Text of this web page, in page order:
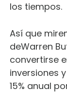
los tiempos.
Así que
deWarren
convertirse
inversiones
15% anual